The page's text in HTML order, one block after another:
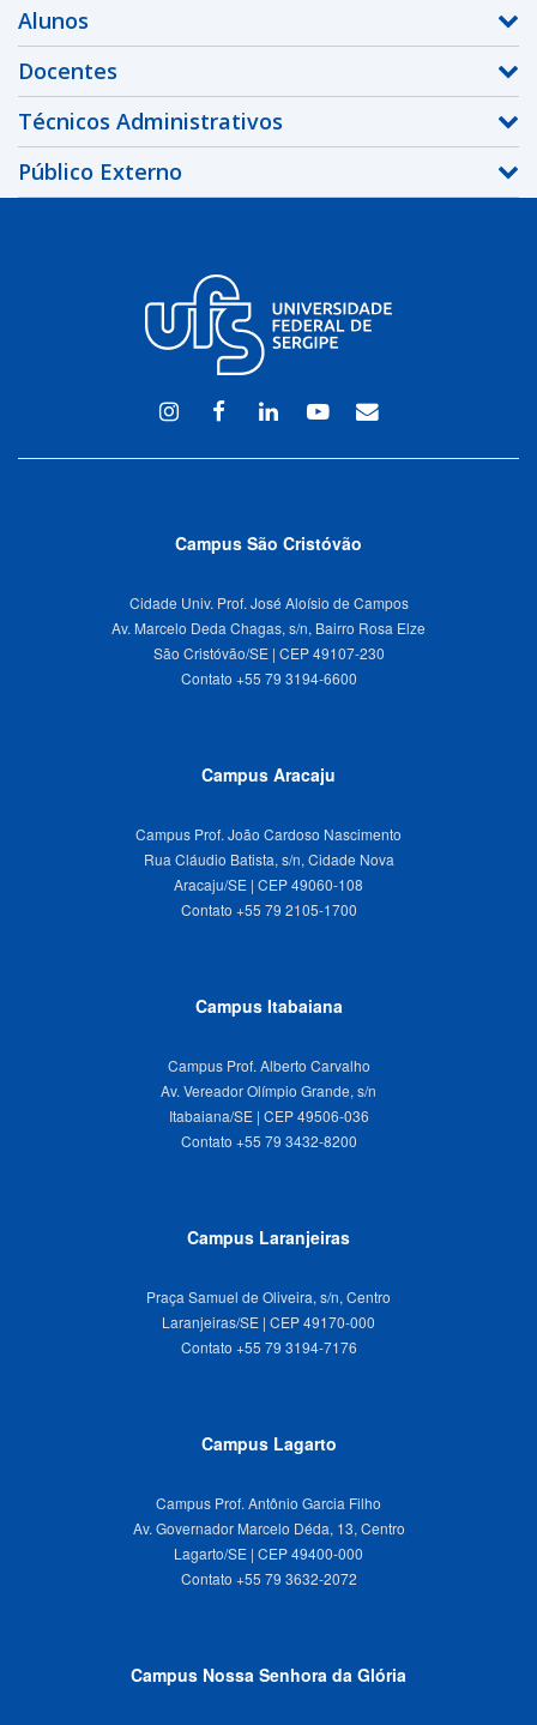
Alunos
Docentes
Técnicos Administrativos
Público Externo
InstagramFacebook
LinkedinYoutubeWEBMAIL
Campus São Cristóvão
Cidade Univ. Prof. José Aloísio de Campos
Av. Marcelo Deda Chagas, s/n, Bairro Rosa Elze
São Cristóvão/SE | CEP 49107-230
Campus Aracaju
Campus Prof. João Cardoso Nascimento
Rua Cláudio Batista, s/n, Cidade Nova
Aracaju/SE | CEP 49060-108
Campus Itabaiana
Campus Prof. Alberto Carvalho
Av. Vereador Olímpio Grande, s/n
Itabaiana/SE | CEP 49506-036
Campus Laranjeiras
Praça Samuel de Oliveira, s/n, Centro
Laranjeiras/SE | CEP 49170-000
Campus Lagarto
Campus Prof. Antônio Garcia Filho
Av. Governador Marcelo Déda, 13, Centro
Lagarto/SE | CEP 49400-000
Campus Nossa Senhora da Glória